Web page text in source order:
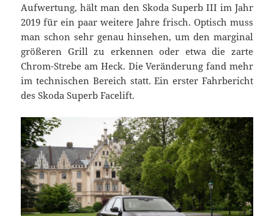
Aufwertung, hält man den Skoda Superb III im Jahr
2019 für ein paar weitere Jahre frisch. Optisch muss
man schon sehr genau hinsehen, um den marginal
größeren Grill zu erkennen oder etwa die zarte
Chrom-Strebe am Heck. Die Veränderung fand mehr
im technischen Bereich statt. Ein erster Fahrbericht
des Skoda Superb Facelift.